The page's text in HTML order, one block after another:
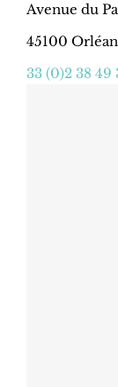
Avenue du
45100
33 (0)2 38 49